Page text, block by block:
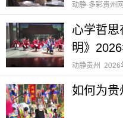
动静-多彩贵州网
心学哲思
明》
动静贵州 2026
如何为贵